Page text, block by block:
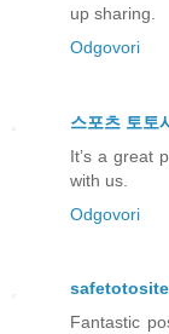
up sharing.
Odgovori
스포츠 토토
It’s a great
with us.
Odgovori
safetotosite
Fantastic